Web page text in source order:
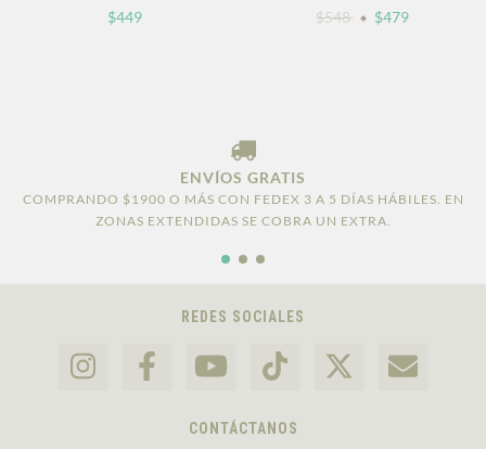
LASH LIFTING
$449
$548
$479
ENVÍOS GRATIS
COMPRANDO $1900 O MÁS CON FEDEX 3 A 5 DÍAS HÁBILES. EN
ZONAS EXTENDIDAS SE COBRA UN EXTRA.
REDES SOCIALES
CONTÁCTANOS